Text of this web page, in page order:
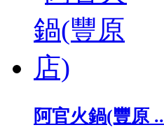
阿官火鍋(豐原 ..